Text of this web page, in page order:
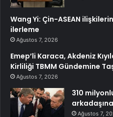
Wang Yi: Çin-ASEAN
ilerleme
Ağustos 7, 2026
Emep’li Karaca, Akdeniz
Kirliliği TBMM Gündemine
Ağustos 7, 2026
310
arkadaşına
Ağustos 7,